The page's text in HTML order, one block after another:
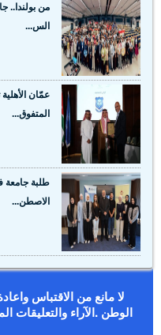
من بولندا..
الس...
عمّان
المتفوق...
طلبة جامعة
الاصطن...
لا مانع من الاقتباس
الوطن .الآراء والتعليقات